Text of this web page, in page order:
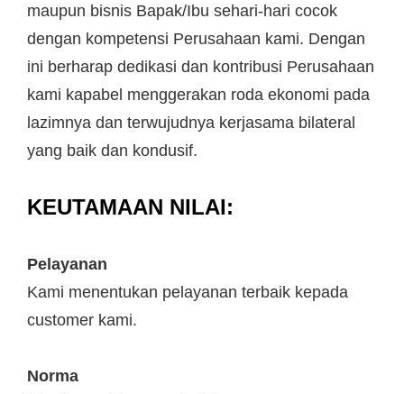
maupun bisnis Bapak/Ibu sehari-hari cocok
dengan kompetensi Perusahaan kami. Dengan
ini berharap dedikasi dan kontribusi Perusahaan
kami kapabel menggerakan roda ekonomi pada
lazimnya dan terwujudnya kerjasama bilateral
yang baik dan kondusif.
KEUTAMAAN NILAI:
Pelayanan
Kami menentukan pelayanan terbaik kepada
customer kami.
Norma